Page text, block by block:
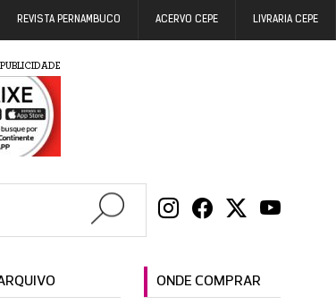
REVISTA PERNAMBUCO ACERVO CEPE LIVRARIA CEPE
PUBLICIDADE
ONDE COMPRAR